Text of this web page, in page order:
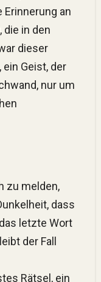
an
die in den
dieser
Geist, der
nur um
zu melden,
dass
letzte Wort
der Fall
Rätsel, ein